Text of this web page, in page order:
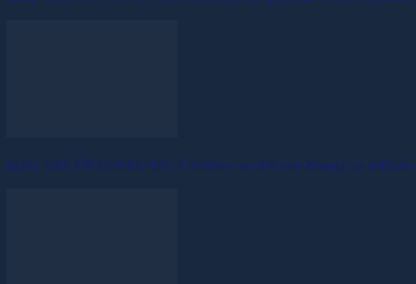
Inför V85 ÖSTERSUND: Världens snabbaste hingst är tillbaka